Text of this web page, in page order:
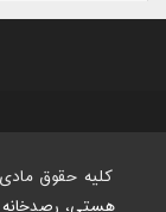
کلیه حقوق